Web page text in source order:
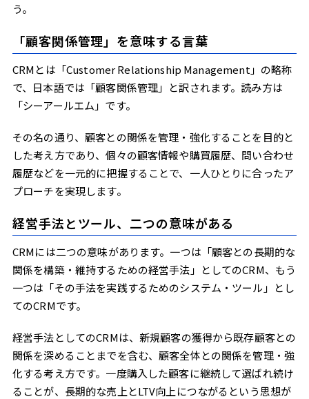
顧客接点まで含めた設計
CRMツールの選び方
自社規模に合うか
SFA・MAと連携できるか
UIの使いやすさ
カスタマイズ性
CRMだけでは補いきれないWeb上の顧客接点
サイト訪問段階は情報が未蓄積
有人型チャットツールという選択肢
まとめ
う。
「顧客関係管理」を意味する言葉
CRMとは「Customer Relationship Management」の略称
で、日本語では「顧客関係管理」と訳されます。読み方は
「シーアールエム」です。
その名の通り、顧客との関係を管理・強化することを目的と
した考え方であり、個々の顧客情報や購買履歴、問い合わせ
履歴などを一元的に把握することで、一人ひとりに合ったア
プローチを実現します。
経営手法とツール、二つの意味がある
CRMには二つの意味があります。一つは「顧客との長期的な
関係を構築・維持するための経営手法」としてのCRM、もう
一つは「その手法を実践するためのシステム・ツール」とし
てのCRMです。
経営手法としてのCRMは、新規顧客の獲得から既存顧客との
関係を深めることまでを含む、顧客全体との関係を管理・強
化する考え方です。一度購入した顧客に継続して選ばれ続け
ることが、長期的な売上とLTV向上につながるという思想が